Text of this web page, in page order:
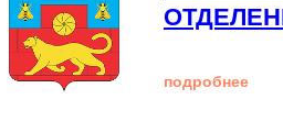
подробнее